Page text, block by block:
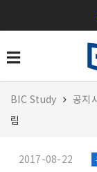
BIC Study 공지
림
2017-08-22